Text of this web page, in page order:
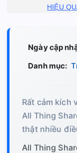
HIỆU
Ngày cập
Danh mục:
Rất cảm kích
All Thing
thật nhiều
All Thing